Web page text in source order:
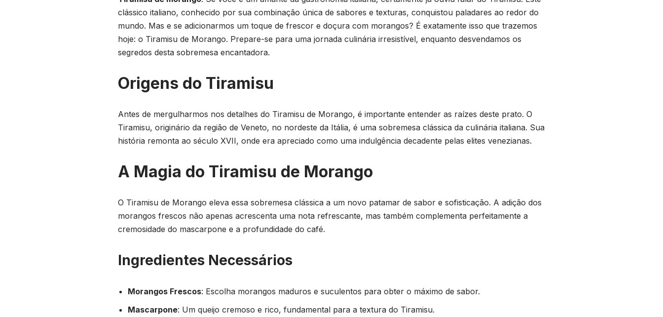
clássico italiano, conhecido por sua combinação única de sabores e texturas, conquistou paladares ao redor do
mundo. Mas e se adicionarmos um toque de frescor e doçura com morangos? É exatamente isso que trazemos
hoje: o Tiramisu de Morango. Prepare-se para uma jornada culinária irresistível, enquanto desvendamos os
segredos desta sobremesa encantadora.
Origens do Tiramisu
Antes de mergulharmos nos detalhes do Tiramisu de Morango, é importante entender as raízes deste prato. O
Tiramisu, originário da região de Veneto, no nordeste da Itália, é uma sobremesa clássica da culinária italiana. Sua
história remonta ao século XVII, onde era apreciado como uma indulgência decadente pelas elites venezianas.
A Magia do Tiramisu de Morango
O Tiramisu de Morango eleva essa sobremesa clássica a um novo patamar de sabor e sofisticação. A adição dos
morangos frescos não apenas acrescenta uma nota refrescante, mas também complementa perfeitamente a
cremosidade do mascarpone e a profundidade do café.
Ingredientes Necessários
Morangos Frescos: Escolha morangos maduros e suculentos para obter o máximo de sabor.
Mascarpone: Um queijo cremoso e rico, fundamental para a textura do Tiramisu.